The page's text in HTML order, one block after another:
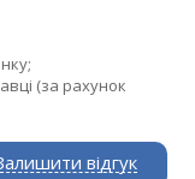
(за рахунок
відгук